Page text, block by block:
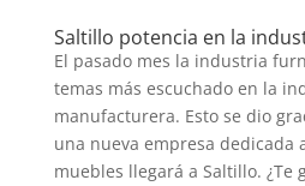
Saltillo potencia en la
El pasado mes la industria
temas más escuchado en la
manufacturera. Esto se dio
una nueva empresa dedicada
muebles llegará a Saltillo. ¿Te